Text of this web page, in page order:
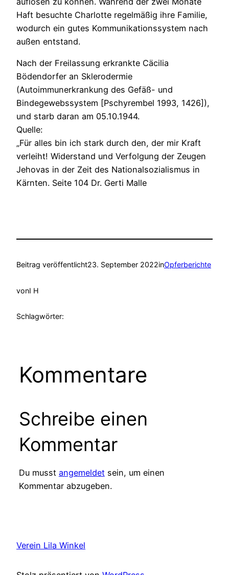
Haft besuchte Charlotte regelmäßig ihre Familie,
wodurch ein gutes Kommunikationssystem nach
außen entstand.
Nach der Freilassung erkrankte Cäcilia
Bödendorfer an Sklerodermie
(Autoimmunerkrankung des Gefäß- und
Bindegewebssystem [Pschyrembel 1993, 1426]),
und starb daran am 05.10.1944.
Quelle:
„Für alles bin ich stark durch den, der mir Kraft
verleiht! Widerstand und Verfolgung der Zeugen
Jehovas in der Zeit des Nationalsozialismus in
Kärnten. Seite 104 Dr. Gerti Malle
Beitrag veröffentlicht23. September 2022inOpferberichte
vonI H
Schlagwörter:
Kommentare
Schreibe einen
Kommentar
Du musst angemeldetsein, um einen
Kommentar abzugeben.
Verein Lila Winkel